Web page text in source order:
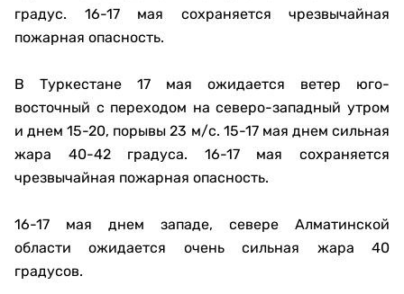
градус. 16-17 мая сохраняется чрезвычайная
пожарная опасность.
В Туркестане 17 мая ожидается ветер юго-
восточный с переходом на северо-западный утром
и днем 15-20, порывы 23 м/с. 15-17 мая днем сильная
жара 40-42 градуса. 16-17 мая сохраняется
чрезвычайная пожарная опасность.
16-17 мая днем западе, севере Алматинской
области ожидается очень сильная жара 40
градусов.